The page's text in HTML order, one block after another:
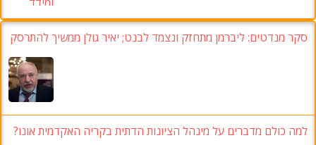
סקר מנדטים: ליברמן מתחזק ונצמד לבנט; יאיר גולן ממשיך להתרסק
למה כולם מדברים על מינהל הציונות הדתית בקריה האקדמית אונו?